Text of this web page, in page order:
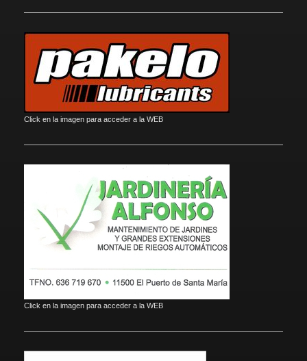
Click en la imagen para acceder a la WEB
Click en la imagen para acceder a la WEB